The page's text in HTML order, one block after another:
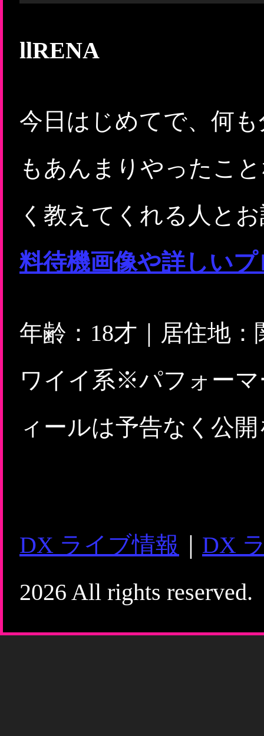
llRENA
今日はじめてで、何
もあんまりやったこ
く教えてくれる人と
料待機画像や詳しい
年齢：18才｜居住地
ワイイ系※パフォー
ィールは予告なく公
DX ライブ情報
DX
2026 All rights reserved.